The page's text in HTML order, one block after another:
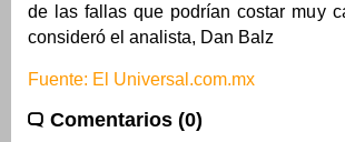
de las fallas que podrían costar muy
consideró el analista, Dan Balz
Fuente: El Universal.com.mx
Comentarios (0)